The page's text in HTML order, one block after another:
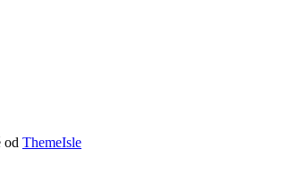
od ThemeIsle